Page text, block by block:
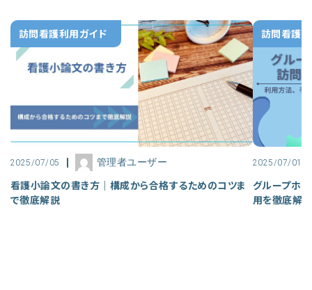
訪問看護利用ガイド
2025/07/05 管理者ユーザー
看護小論文の書き方｜構成から合格するためのコツま
で徹底解説
訪問看護
2025/07/01
グループホー
用を徹底解説